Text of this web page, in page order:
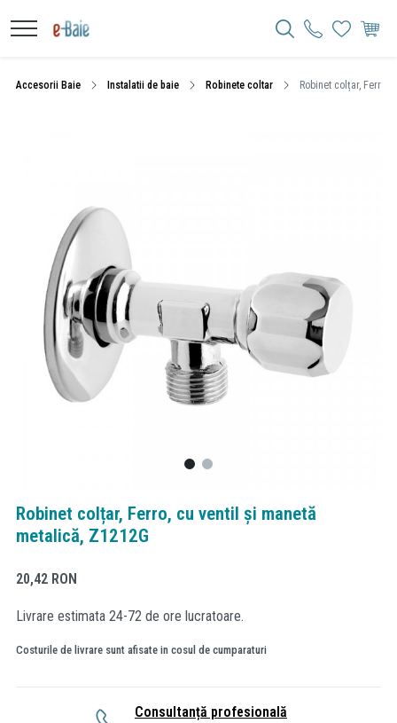
Accesorii Baie Instalatii de baie Robinete coltar Robinet colțar, Ferro,
Robinet colțar, Ferro, cu ventil și manetă
metalică, Z1212G
20,42 RON
Livrare estimata 24-72 de ore lucratoare.
Costurile de livrare sunt afisate in cosul de cumparaturi
Consultanță profesională